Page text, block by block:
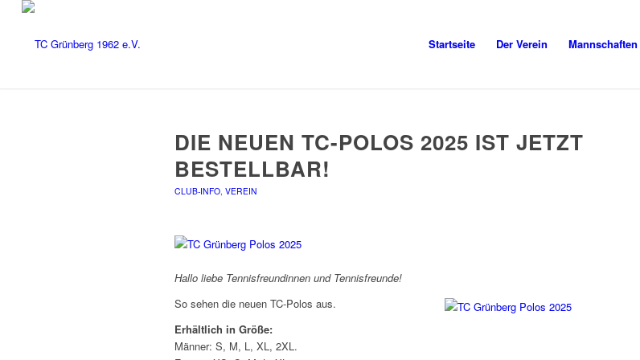
Startseite Der Verein Mannschaften
DIE NEUEN TC-POLOS 2025 IST JETZT
BESTELLBAR!
CLUB-INFO, VEREIN
Hallo liebe Tennisfreundinnen und Tennisfreunde!
So sehen die neuen TC-Polos aus.
Erhältlich in Größe:
Männer: S, M, L, XL, 2XL.